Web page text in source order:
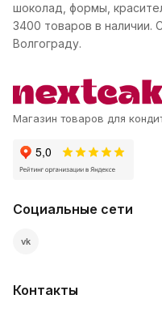
шоколад, формы,
3400 товаров в наличии.
Волгограду.
Магазин товаров для
Социальные сети
vk
Контакты